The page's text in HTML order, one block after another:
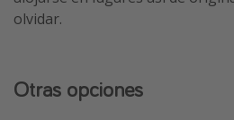
El Rey León el musical
olvidar.
Otras opciones